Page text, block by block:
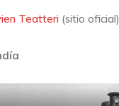
Teatteri (sitio oficial)